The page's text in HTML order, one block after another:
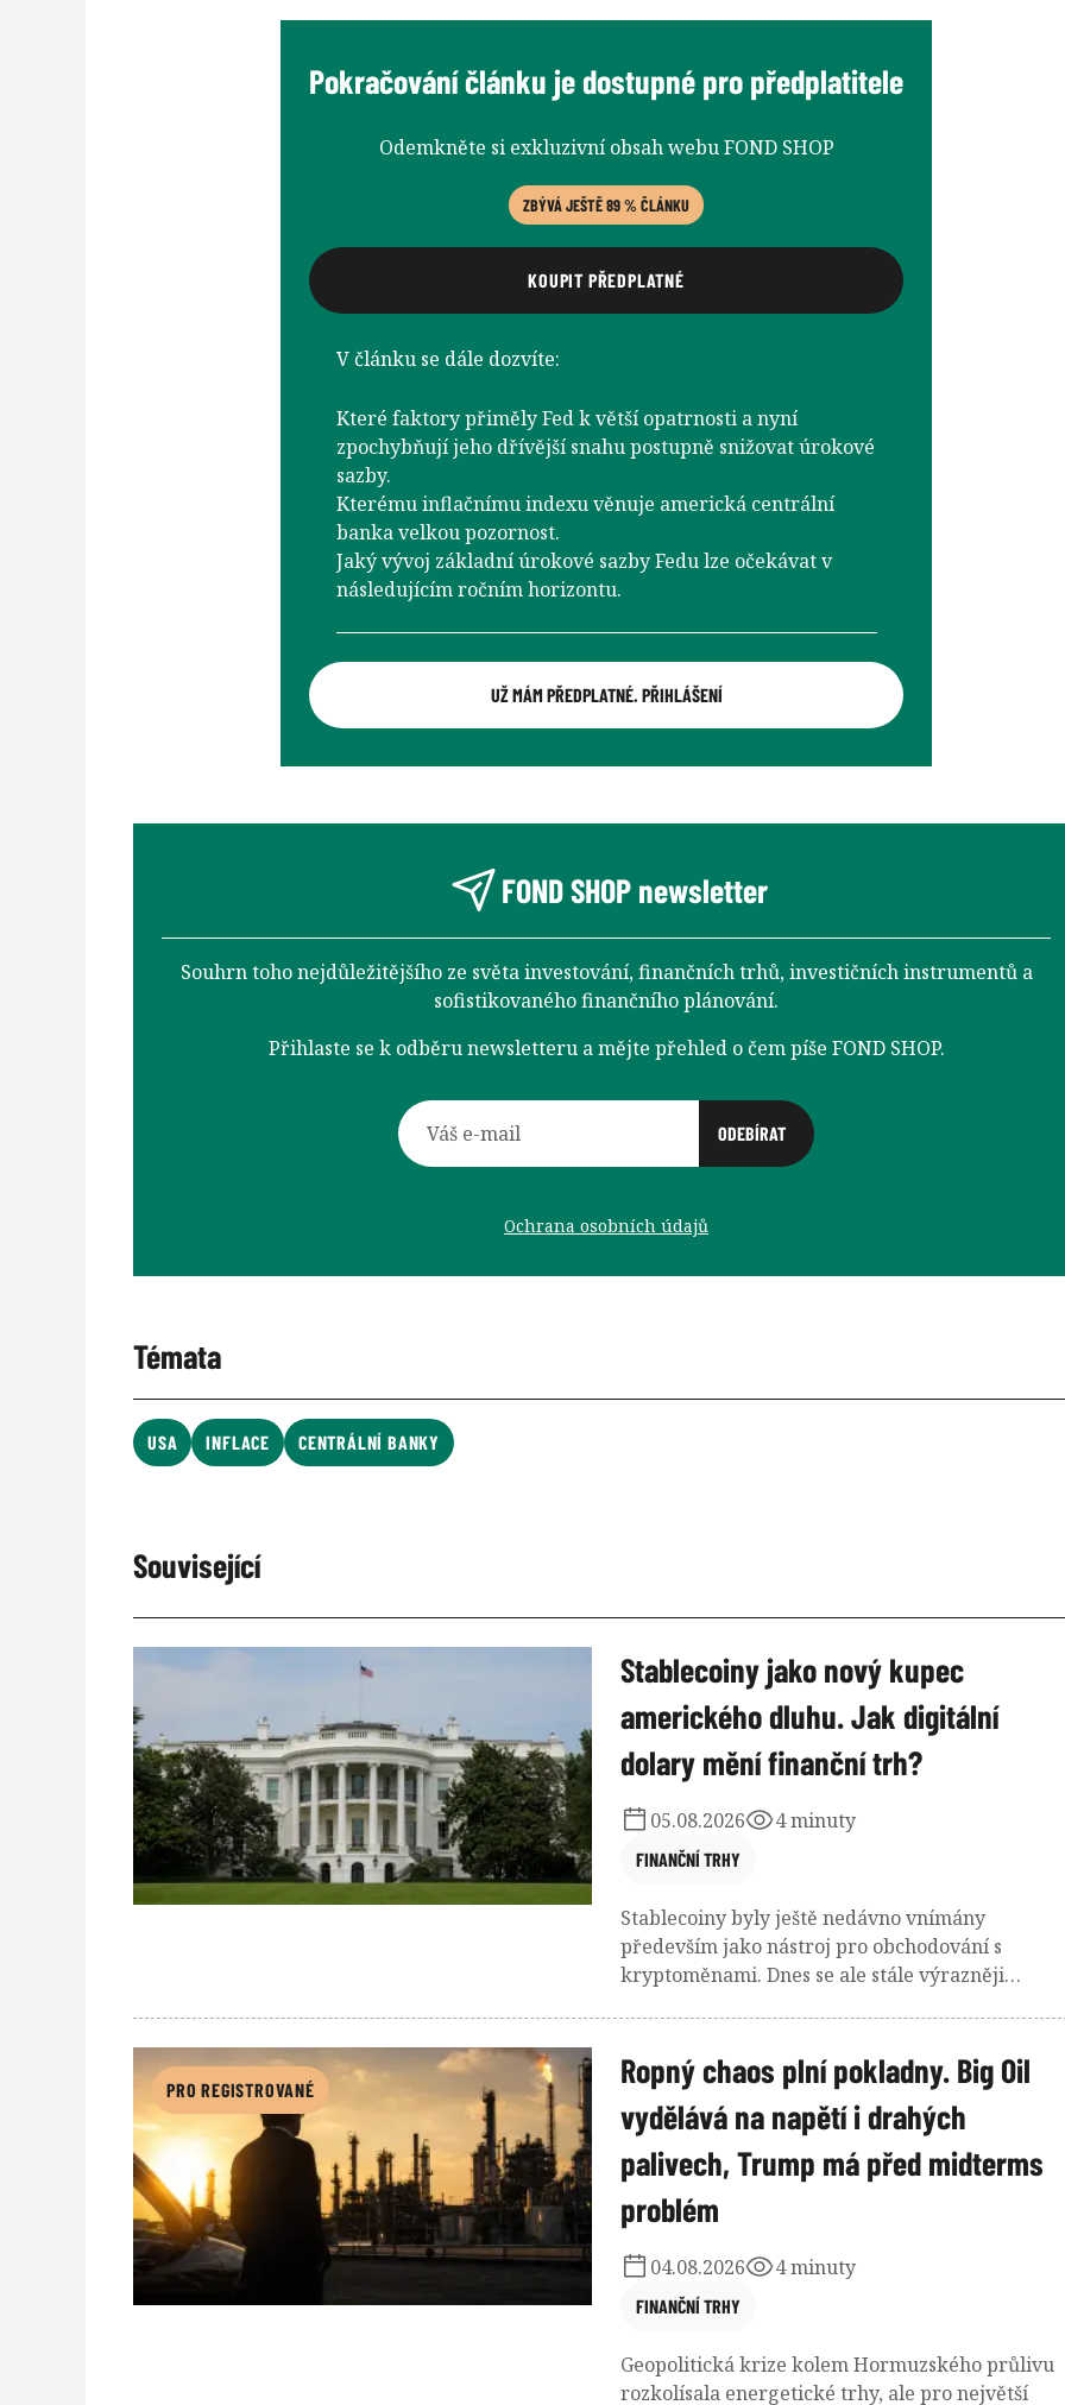
Pokračování článku je dostupné pro předplatitele
Odemkněte si exkluzivní obsah webu FOND SHOP
ZBÝVÁ JEŠTĚ 89 % ČLÁNKU
KOUPIT PŘEDPLATNÉ
V článku se dále dozvíte:
Které faktory přiměly Fed k větší opatrnosti a nyní
zpochybňují jeho dřívější snahu postupně snižovat úrokové
sazby.
Kterému inflačnímu indexu věnuje americká centrální
banka velkou pozornost.
Jaký vývoj základní úrokové sazby Fedu lze očekávat v
následujícím ročním horizontu.
UŽ MÁM PŘEDPLATNÉ. PŘIHLÁŠENÍ
FOND SHOP newsletter
Souhrn toho nejdůležitějšího ze světa investování, finančních trhů, investičních instrumentů a
sofistikovaného finančního plánování.
Přihlaste se k odběru newsletteru a mějte přehled o čem píše FOND SHOP.
Ochrana osobních údajů
Témata
USA INFLACE CENTRÁLNÍ BANKY
Související
Stablecoiny jako nový kupec
amerického dluhu. Jak digitální
dolary mění finanční trh?
FINANČNÍ TRHY
05.08.2026 4 minuty
Stablecoiny byly ještě nedávno vnímány
především jako nástroj pro obchodování s
kryptoměnami. Dnes se ale stále výrazněji
velkou část svých rezerv do krátkodobých
amerických státních dluhopisů, takzvaných
Treasury Bills. Z kryptoměnových společností se
tak stává nová skupina investorů do amerického
státního dluhu.
PRO REGISTROVANÉ
Ropný chaos plní pokladny. Big Oil
vydělává na napětí i drahých
palivech, Trump má před midterms
problém
FINANČNÍ TRHY
04.08.2026 4 minuty
Geopolitická krize kolem Hormuzského průlivu
rozkolísala energetické trhy, ale pro největší